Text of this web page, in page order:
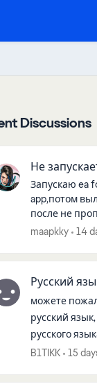
Discussions
Не
Запускаю ea
app,потом
после не
запускается,
maapkky 14
Русский
можете
русский
русского
B1TIKK
15